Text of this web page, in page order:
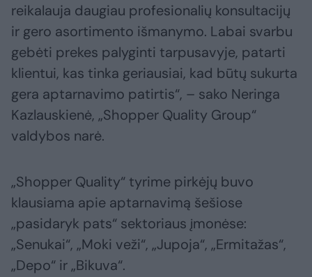
reikalauja daugiau profesionalių konsultacijų
ir gero asortimento išmanymo. Labai svarbu
gebėti prekes palyginti tarpusavyje, patarti
klientui, kas tinka geriausiai, kad būtų sukurta
gera aptarnavimo patirtis“, – sako Neringa
Kazlauskienė, „Shopper Quality Group“
valdybos narė.
„Shopper Quality“ tyrime pirkėjų buvo
klausiama apie aptarnavimą šešiose
„pasidaryk pats“ sektoriaus įmonėse:
„Senukai“, „Moki veži“, „Jupoja“, „Ermitažas“,
„Depo“ ir „Bikuva“.